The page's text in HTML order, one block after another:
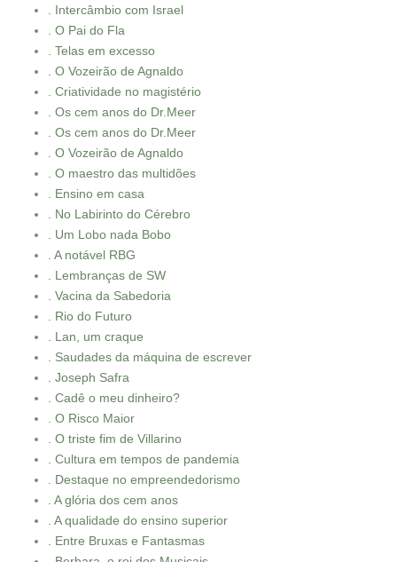
. Intercâmbio com Israel
. O Pai do Fla
. Telas em excesso
. O Vozeirão de Agnaldo
. Criatividade no magistério
. Os cem anos do Dr.Meer
. Os cem anos do Dr.Meer
. O Vozeirão de Agnaldo
. O maestro das multidões
. Ensino em casa
. No Labirinto do Cérebro
. Um Lobo nada Bobo
. A notável RBG
. Lembranças de SW
. Vacina da Sabedoria
. Rio do Futuro
. Lan, um craque
. Saudades da máquina de escrever
. Joseph Safra
. Cadê o meu dinheiro?
. O Risco Maior
. O triste fim de Villarino
. Cultura em tempos de pandemia
. Destaque no empreendedorismo
. A glória dos cem anos
. A qualidade do ensino superior
. Entre Bruxas e Fantasmas